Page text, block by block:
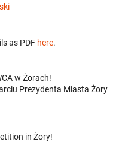
as PDF here.
w Żorach!
Prezydenta Miasta Żory
in Żory!